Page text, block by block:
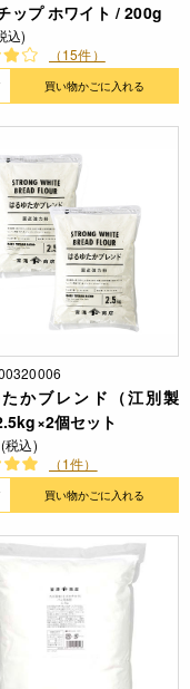
ップ ホワイト / 200g
込)
（15件）
買い物かごに入れる
かブレンド（江別製
個セット
税込)
（1件）
買い物かごに入れる